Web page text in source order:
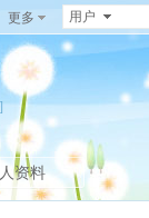
更多 用户
资料